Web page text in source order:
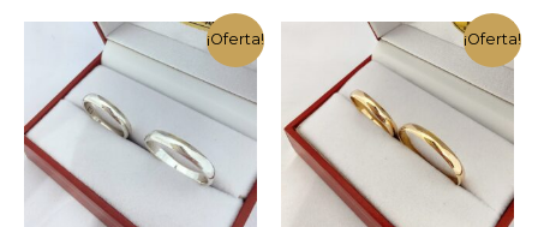
$1.700.000,00.
es:
$1.500.000,00.
$200.000,00.
¡Oferta! ¡Oferta!